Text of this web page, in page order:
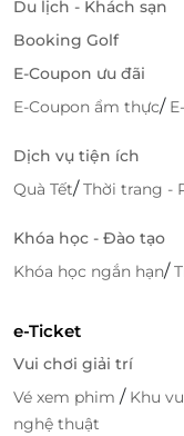
voucher
LifeLink
Việt Nam trong
nghìnvoucher
chăm sóc sức
đặt dịch vụ tiện lợi
Du lịch - Khách sạn
Booking Golf
E-Coupon ưu đãi
E-Coupon ẩm thực/
Dịch vụ tiện ích
Quà Tết/Thời trang -
Khóa học - Đào tạo
Khóa học ngắn hạn/
e-Ticket
Vui chơi giải trí
Vé xem phim / Khu
nghệ thuật